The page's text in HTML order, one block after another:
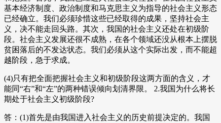
基本经济制度、政治制度和马克思主义为指导的社会主义形态
已经确立。我们必须珍惜这些已经取得的成果，坚持社会主
义，决不能走回头路。其次，我国的社会主义还处在初级阶
段。社会主义发展还很不成熟，在各个领域还没从根本上摆脱
贫困落后的不发达状态。我们必须从这个实际出发，而不能超
越阶段，急于求成。
(4)只有把全面把握社会主义和初级阶段这两方面的含义，才
能同“右”和“左”的两种错误倾向划清界限。 2.我国为什么将长
期处于社会主义初级阶段?
答：(1)首先是由我国进入社会主义的历史前提决定的。我国